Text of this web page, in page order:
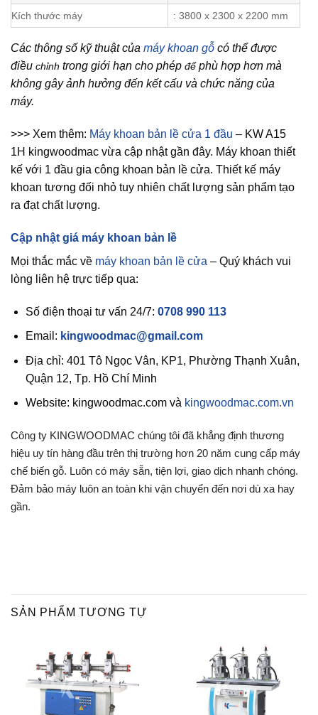
Kích thước máy : 3800 x 2300 x 2200 mm
Các thông số kỹ thuật của máy khoan gỗ có thể được
điều chỉnh trong giới hạn cho phép đểphù hợp hơn mà
không gây ảnh hưởng đến kết cấu và chức năng của
máy.
>>> Xem thêm: Máy khoan bản lề cửa 1 đầu – KW A15
1H kingwoodmac vừa cập nhật gần đây. Máy khoan thiết
kế với 1 đầu gia công khoan bản lề cửa. Thiết kế máy
khoan tương đối nhỏ tuy nhiên chất lượng sản phẩm tạo
ra đạt chất lượng.
Cập nhật giá máy khoan bản lề
Mọi thắc mắc về máy khoan bản lề cửa – Quý khách vui
lòng liên hệ trực tiếp qua:
Số điện thoại tư vấn 24/7: 0708 990 113
Email: kingwoodmac@gmail.com
Địa chỉ: 401 Tô Ngọc Vân, KP1, Phường Thạnh Xuân,
Quận 12, Tp. Hồ Chí Minh
Website: kingwoodmac.com và kingwoodmac.com.vn
Công ty KINGWOODMAC chúng tôi đã khẳng định thương
hiệu uy tín hàng đầu trên thị trường hơn 20 năm cung cấp máy
chế biến gỗ. Luôn có máy sẵn, tiện lợi, giao dịch nhanh chóng.
Đảm bảo máy luôn an toàn khi vận chuyển đến nơi dù xa hay
gần.
SẢN PHẨM TƯƠNG TỰ